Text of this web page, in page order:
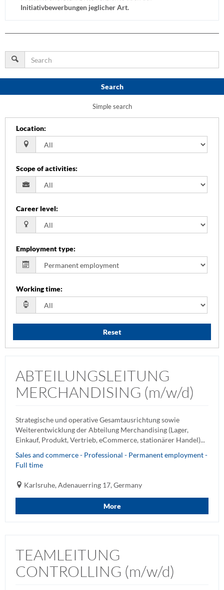
Initiativbewerbungen jeglicher Art.
Search
Simple search
Location:
Scope of activities:
Career level:
Employment type:
Working time:
Reset
ABTEILUNGSLEITUNG
MERCHANDISING (m/w/d)
Strategische und operative Gesamtausrichtung sowie
Weiterentwicklung der Abteilung Merchandising (Lager,
Einkauf, Produkt, Vertrieb, eCommerce, stationärer Handel)...
Sales and commerce - Professional - Permanent employment -
Full time
Karlsruhe, Adenauerring 17, Germany
More
TEAMLEITUNG
CONTROLLING (m/w/d)